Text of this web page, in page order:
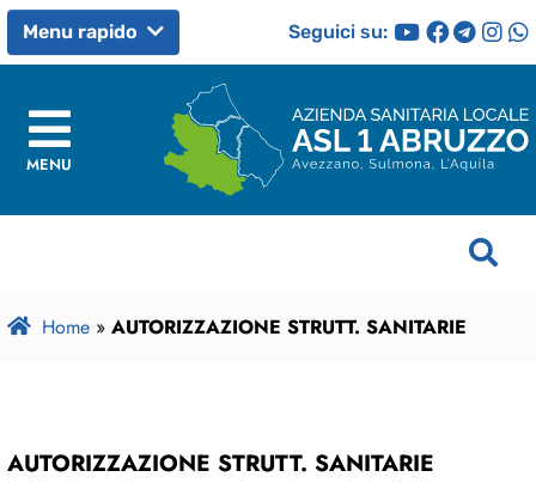
Menu rapido Seguici su:
MENU
Home » AUTORIZZAZIONE STRUTT. SANITARIE
AUTORIZZAZIONE STRUTT. SANITARIE